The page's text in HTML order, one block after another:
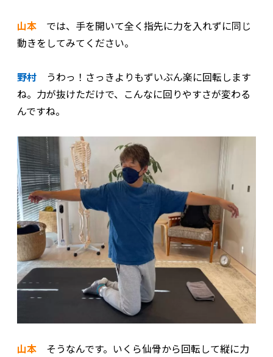
山本 では、手を開いて全く指先に力を入れずに同じ
動きをしてみてください。
野村 うわっ！さっきよりもずいぶん楽に回転します
ね。力が抜けただけで、こんなに回りやすさが変わる
んですね。
山本 そうなんです。いくら仙骨から回転して縦に力